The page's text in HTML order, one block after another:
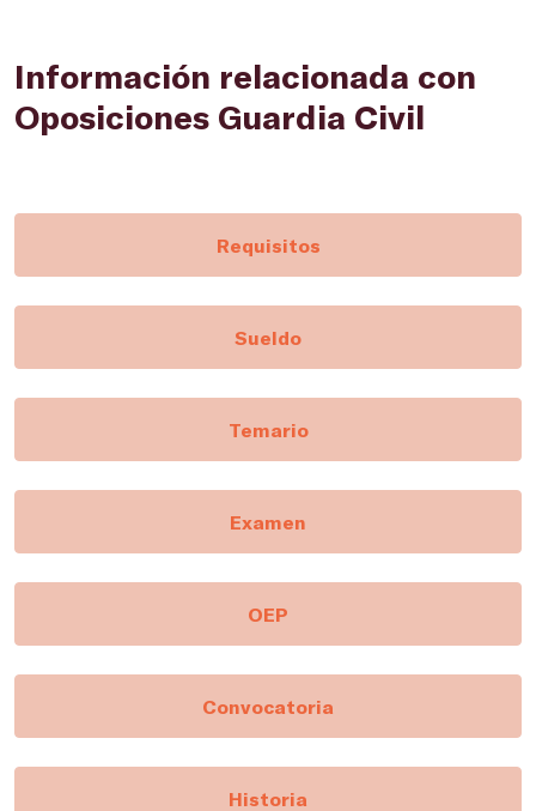
Información relacionada con
Oposiciones Guardia Civil
Requisitos
Sueldo
Temario
Examen
OEP
Convocatoria
Historia